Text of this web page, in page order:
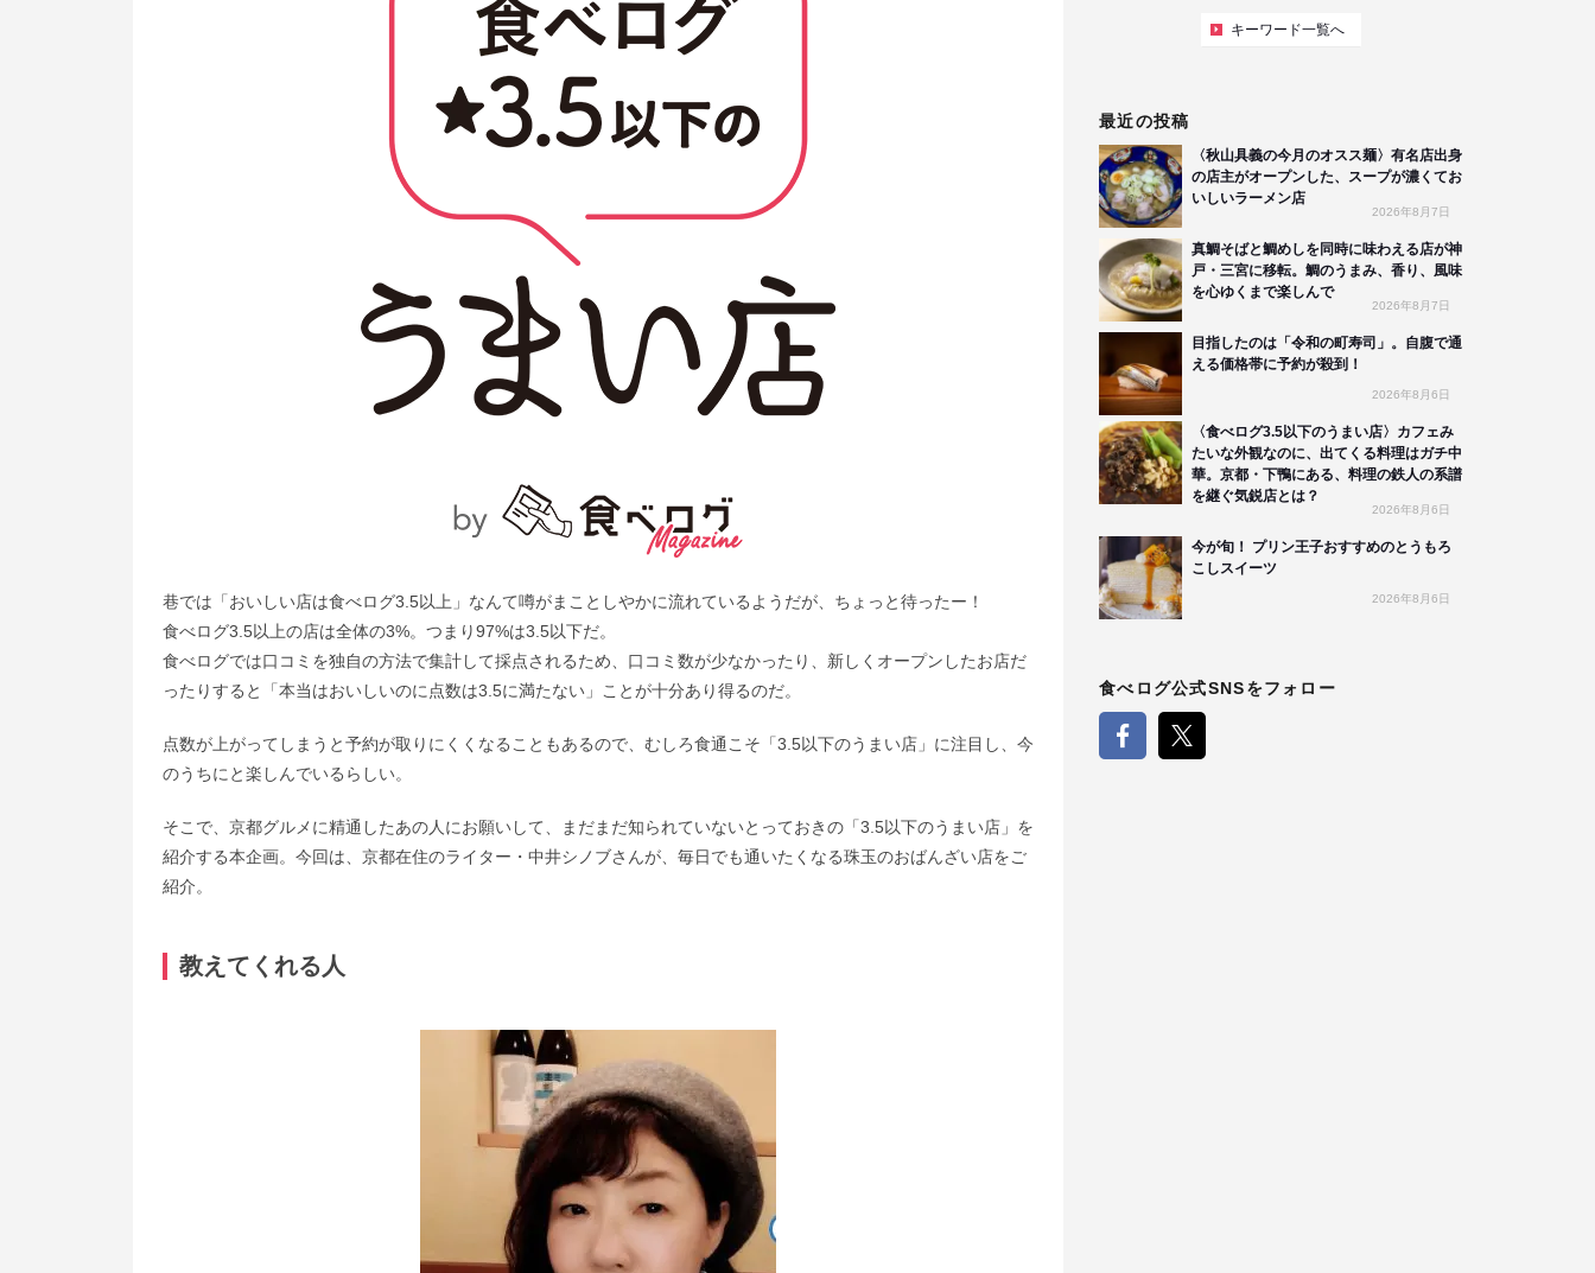
巷では「おいしい店は食べログ3.5以上」なんて噂がまことしやかに流れているようだが、ちょっと待ったー！
食べログ3.5以上の店は全体の3%。つまり97%は3.5以下だ。
食べログでは口コミを独自の方法で集計して採点されるため、口コミ数が少なかったり、新しくオープンしたお店だ
ったりすると「本当はおいしいのに点数は3.5に満たない」ことが十分あり得るのだ。
点数が上がってしまうと予約が取りにくくなることもあるので、むしろ食通こそ「3.5以下のうまい店」に注目し、今
のうちにと楽しんでいるらしい。
そこで、京都グルメに精通したあの人にお願いして、まだまだ知られていないとっておきの「3.5以下のうまい店」を
紹介する本企画。今回は、京都在住のライター・中井シノブさんが、毎日でも通いたくなる珠玉のおばんざい店をご
紹介。
教えてくれる人
キーワード一覧へ
最近の投稿
〈秋山具義の今月のオスス麺〉有名店出身
の店主がオープンした、スープが濃くてお
いしいラーメン店
2026年8月7日
真鯛そばと鯛めしを同時に味わえる店が神
戸・三宮に移転。鯛のうまみ、香り、風味
を心ゆくまで楽しんで
2026年8月7日
目指したのは「令和の町寿司」。自腹で通
える価格帯に予約が殺到！
2026年8月6日
〈食べログ3.5以下のうまい店〉カフェみ
たいな外観なのに、出てくる料理はガチ中
華。京都・下鴨にある、料理の鉄人の系譜
を継ぐ気鋭店とは？
2026年8月6日
今が旬！ プリン王子おすすめのとうもろ
こしスイーツ
2026年8月6日
食べログ公式SNSをフォロー